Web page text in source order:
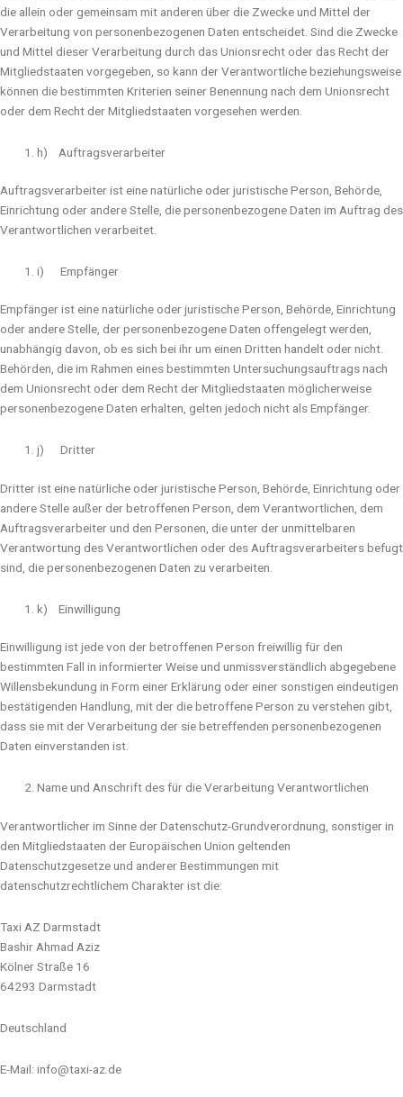
die allein oder gemeinsam mit anderen über die Zwecke und Mittel der
Verarbeitung von personenbezogenen Daten entscheidet. Sind die Zwecke
und Mittel dieser Verarbeitung durch das Unionsrecht oder das Recht der
Mitgliedstaaten vorgegeben, so kann der Verantwortliche beziehungsweise
können die bestimmten Kriterien seiner Benennung nach dem Unionsrecht
oder dem Recht der Mitgliedstaaten vorgesehen werden.
h) Auftragsverarbeiter
Auftragsverarbeiter ist eine natürliche oder juristische Person, Behörde,
Einrichtung oder andere Stelle, die personenbezogene Daten im Auftrag des
Verantwortlichen verarbeitet.
i) Empfänger
Empfänger ist eine natürliche oder juristische Person, Behörde, Einrichtung
oder andere Stelle, der personenbezogene Daten offengelegt werden,
unabhängig davon, ob es sich bei ihr um einen Dritten handelt oder nicht.
Behörden, die im Rahmen eines bestimmten Untersuchungsauftrags nach
dem Unionsrecht oder dem Recht der Mitgliedstaaten möglicherweise
personenbezogene Daten erhalten, gelten jedoch nicht als Empfänger.
j) Dritter
Dritter ist eine natürliche oder juristische Person, Behörde, Einrichtung oder
andere Stelle außer der betroffenen Person, dem Verantwortlichen, dem
Auftragsverarbeiter und den Personen, die unter der unmittelbaren
Verantwortung des Verantwortlichen oder des Auftragsverarbeiters befugt
sind, die personenbezogenen Daten zu verarbeiten.
k) Einwilligung
Einwilligung ist jede von der betroffenen Person freiwillig für den
bestimmten Fall in informierter Weise und unmissverständlich abgegebene
Willensbekundung in Form einer Erklärung oder einer sonstigen eindeutigen
bestätigenden Handlung, mit der die betroffene Person zu verstehen gibt,
dass sie mit der Verarbeitung der sie betreffenden personenbezogenen
Daten einverstanden ist.
Name und Anschrift des für die Verarbeitung Verantwortlichen
Verantwortlicher im Sinne der Datenschutz-Grundverordnung, sonstiger in
den Mitgliedstaaten der Europäischen Union geltenden
Datenschutzgesetze und anderer Bestimmungen mit
datenschutzrechtlichem Charakter ist die:
Taxi AZ Darmstadt
Bashir Ahmad Aziz
Kölner Straße 16
64293 Darmstadt
Deutschland
E-Mail: info@taxi-az.de